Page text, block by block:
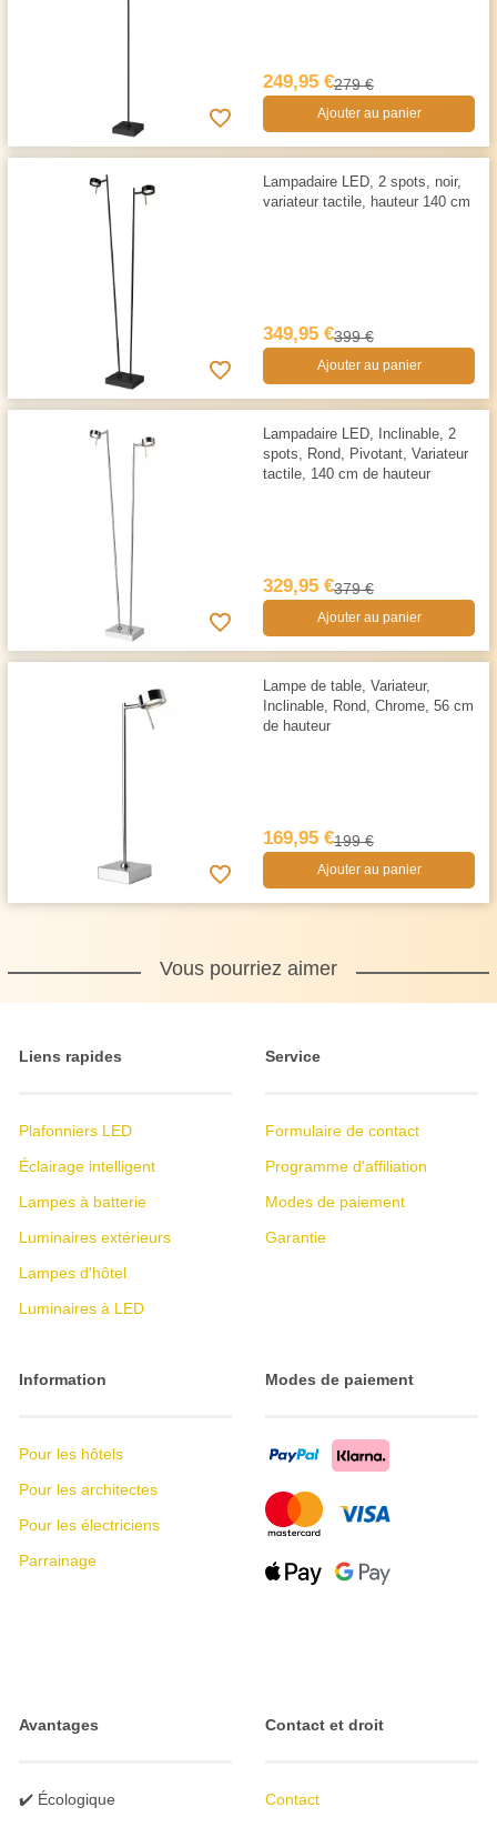
249,95 €279 €
Ajouter au panier
Lampadaire LED, 2 spots, noir,
variateur tactile, hauteur 140 cm
349,95 €399 €
Ajouter au panier
Lampadaire LED, Inclinable, 2
spots, Rond, Pivotant, Variateur
tactile, 140 cm de hauteur
329,95 €379 €
Ajouter au panier
Lampe de table, Variateur,
Inclinable, Rond, Chrome, 56 cm
de hauteur
169,95 €199 €
Ajouter au panier
Vous pourriez aimer
Liens rapides
Plafonniers LED
Éclairage intelligent
Lampes à batterie
Luminaires extérieurs
Lampes d'hôtel
Luminaires à LED
Service
Formulaire de contact
Programme d'affiliation
Modes de paiement
Garantie
Information
Pour les hôtels
Pour les architectes
Pour les électriciens
Parrainage
Modes de paiement
Avantages
✔️ Écologique
Contact et droit
Contact